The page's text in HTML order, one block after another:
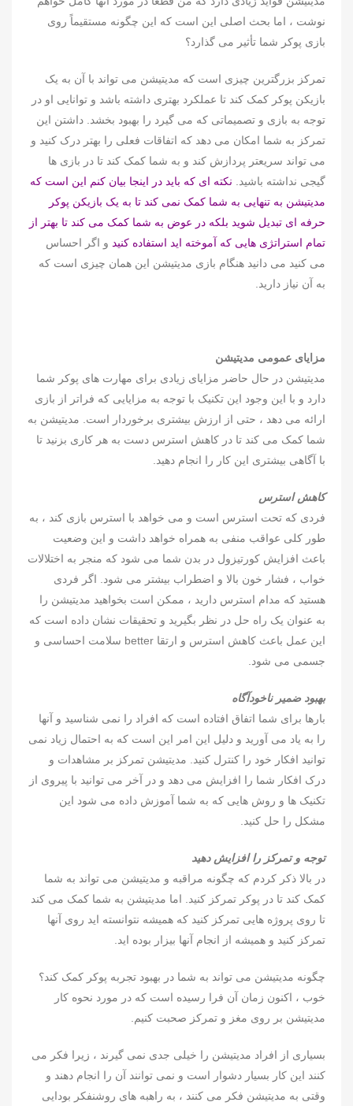
نوشت ، اما بحث اصلی این است که این چگونه مستقیماً روی
بازی پوکر شما تأثیر می گذارد؟
تمرکز بزرگترین چیزی است که مدیتیشن می تواند با آن به یک
بازیکن پوکر کمک کند تا عملکرد بهتری داشته باشد و توانایی او در
توجه به بازی و تصمیماتی که می گیرد را بهبود بخشد. داشتن این
تمرکز به شما امکان می دهد که اتفاقات فعلی را بهتر درک کنید و
می تواند سریعتر پردازش کند و به شما کمک کند تا در بازی ها
گیجی نداشته باشید. نکته ای که باید در اینجا بیان کنم این است که
مدیتیشن به تنهایی به شما کمک نمی کند تا به یک بازیکن پوکر
حرفه ای تبدیل شوید بلکه در عوض به شما کمک می کند تا بهتر از
تمام استراتژی هایی که آموخته اید استفاده کنید و اگر احساس
می کنید می دانید هنگام بازی مدیتیشن این همان چیزی است که
به آن نیاز دارید.
مزایای عمومی مدیتیشن
مدیتیشن در حال حاضر مزایای زیادی برای مهارت های پوکر شما
دارد و با این وجود این تکنیک با توجه به مزایایی که فراتر از بازی
ارائه می دهد ، حتی از ارزش بیشتری برخوردار است. مدیتیشن به
شما کمک می کند تا در کاهش استرس دست به هر کاری بزنید تا
با آگاهی بیشتری این کار را انجام دهید.
کاهش استرس
فردی که تحت استرس است و می خواهد با استرس بازی کند ، به
طور کلی عواقب منفی به همراه خواهد داشت و این وضعیت
باعث افزایش کورتیزول در بدن شما می شود که منجر به اختلالات
خواب ، فشار خون بالا و اضطراب بیشتر می شود. اگر فردی
هستید که مدام استرس دارید ، ممکن است بخواهید مدیتیشن را
به عنوان یک راه حل در نظر بگیرید و تحقیقات نشان داده است که
این عمل باعث کاهش استرس و ارتقا better سلامت احساسی و
جسمی می شود.
بهبود ضمیر ناخودآگاه
بارها برای شما اتفاق افتاده است که افراد را نمی شناسید و آنها
را به یاد می آورید و دلیل این امر این است که به احتمال زیاد نمی
توانید افکار خود را کنترل کنید. مدیتیشن تمرکز بر مشاهدات و
درک افکار شما را افزایش می دهد و در آخر می توانید با پیروی از
تکنیک ها و روش هایی که به شما آموزش داده می شود این
مشکل را حل کنید.
توجه و تمرکز را افزایش دهید
در بالا ذکر کردم که چگونه مراقبه و مدیتیشن می تواند به شما
کمک کند تا در پوکر تمرکز کنید. اما مدیتیشن به شما کمک می کند
تا روی پروژه هایی تمرکز کنید که همیشه نتوانسته اید روی آنها
تمرکز کنید و همیشه از انجام آنها بیزار بوده اید.
چگونه مدیتیشن می تواند به شما در بهبود تجربه پوکر کمک کند؟
خوب ، اکنون زمان آن فرا رسیده است که در مورد نحوه کار
مدیتیشن بر روی مغز و تمرکز صحبت کنیم.
بسیاری از افراد مدیتیشن را خیلی جدی نمی گیرند ، زیرا فکر می
کنند این کار بسیار دشوار است و نمی توانند آن را انجام دهند و
وقتی به مدیتیشن فکر می کنند ، به راهبه های روشنفکر بودایی